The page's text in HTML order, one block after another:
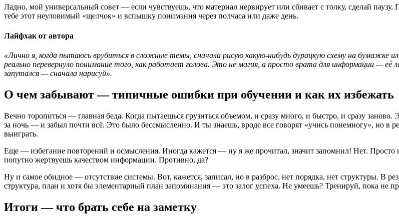
Ладно, мой универсальный совет — если чувствуешь, что материал нервирует или сбивает с толку, сделай
тебе этот неуловимый «щелчок» и вспышку понимания через полчаса или даже день.
Лайфхак от автора
«Лично я, когда пытаюсь врубиться в сложные темы, сначала рисую какую-нибудь дурацкую схему на бумажке
реально перевернуло понимание того, как работает голова. Это не магия, а просто врата для информации — её
запутался — сначала нарисуй».
О чем забывают — типичные ошибки при обучении и как их избежать
Вечно торопиться — главная беда. Когда пытаешься грузиться объемом, и сразу много, и быстро, и сразу
за ночь — и забыл почти всё. Это было бессмысленно. И ты знаешь, вроде все говорят «учись понемногу», но в
выиграть.
Еще — избегание повторений и осмысления. Иногда кажется — ну я же прочитал, значит запомнил! Нет. Просто
попутно жертвуешь качеством информации. Противно, да?
Ну и самое обидное — отсутствие системы. Вот, кажется, записал, но в разброс, нет порядка, нет структуры. В
структура, план и хотя бы элементарный план запоминания — это залог успеха. Не умеешь? Тренируй, пока не
Итоги — что брать себе на заметку